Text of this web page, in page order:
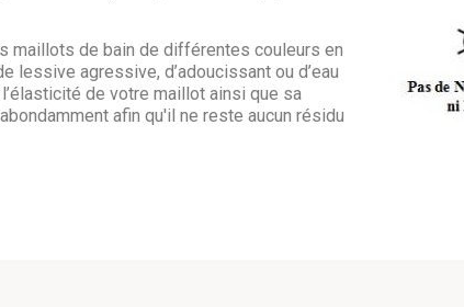
maillots de bain de différentes couleurs en
lessive agressive, d’adoucissant ou d’eau
de votre maillot ainsi que sa
afin qu'il ne reste aucun résidu